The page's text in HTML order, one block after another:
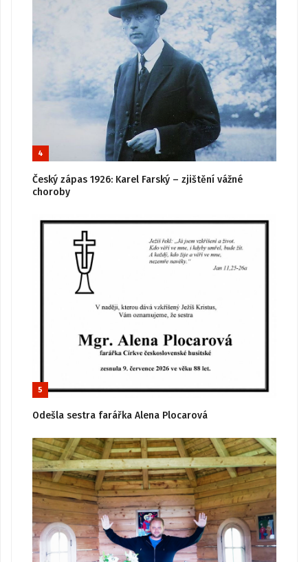
4
Český zápas 1926: Karel Farský – zjištění vážné
choroby
5
Odešla sestra farářka Alena Plocarová